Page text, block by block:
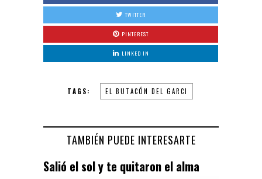
TWITTER
PINTEREST
LINKED IN
TAGS: EL BUTACÓN DEL GARCI
TAMBIÉN PUEDE INTERESARTE
Salió el sol y te quitaron el alma